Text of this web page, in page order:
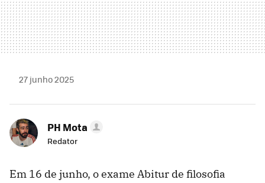
27 junho 2025
PH Mota
Redator
Em 16 de junho, o exame Abitur de filosofia